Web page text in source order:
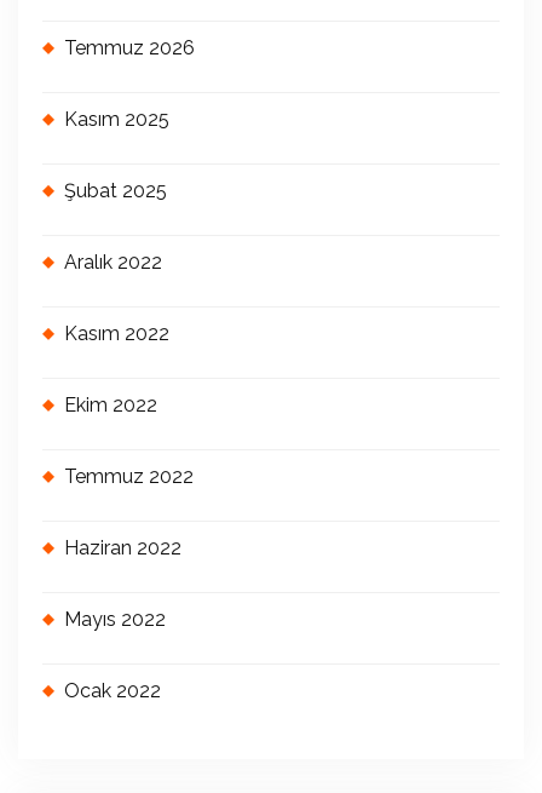
Temmuz 2026
Kasım 2025
Şubat 2025
Aralık 2022
Kasım 2022
Ekim 2022
Temmuz 2022
Haziran 2022
Mayıs 2022
Ocak 2022